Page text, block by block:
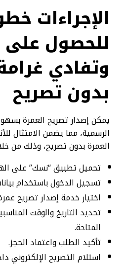
الإجراءات
للحصول على
وتفادي
بدون تصريح
يمكن إصدار تصريح العمرة
الرسمية، مما يضمن الامتثال
العمرة بدون تصريح، وذلك من
تحميل تطبيق “نسك” على
تسجيل الدخول باستخدام
اختيار خدمة إصدار تصريح
تحديد التاريخ والوقت
المتاحة.
تأكيد الطلب واعتماد الحجز.
استلام التصريح الإلكتروني